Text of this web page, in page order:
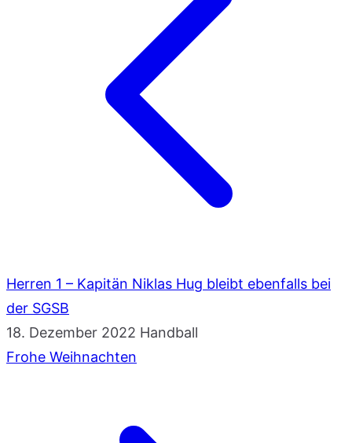
Herren 1 – Kapitän Niklas Hug bleibt ebenfalls bei
der SGSB
18. Dezember 2022 Handball
Frohe Weihnachten